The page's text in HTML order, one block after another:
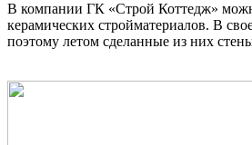
В компании ГК «Строй Коттедж»
керамических стройматериалов. В
поэтому летом сделанные из них